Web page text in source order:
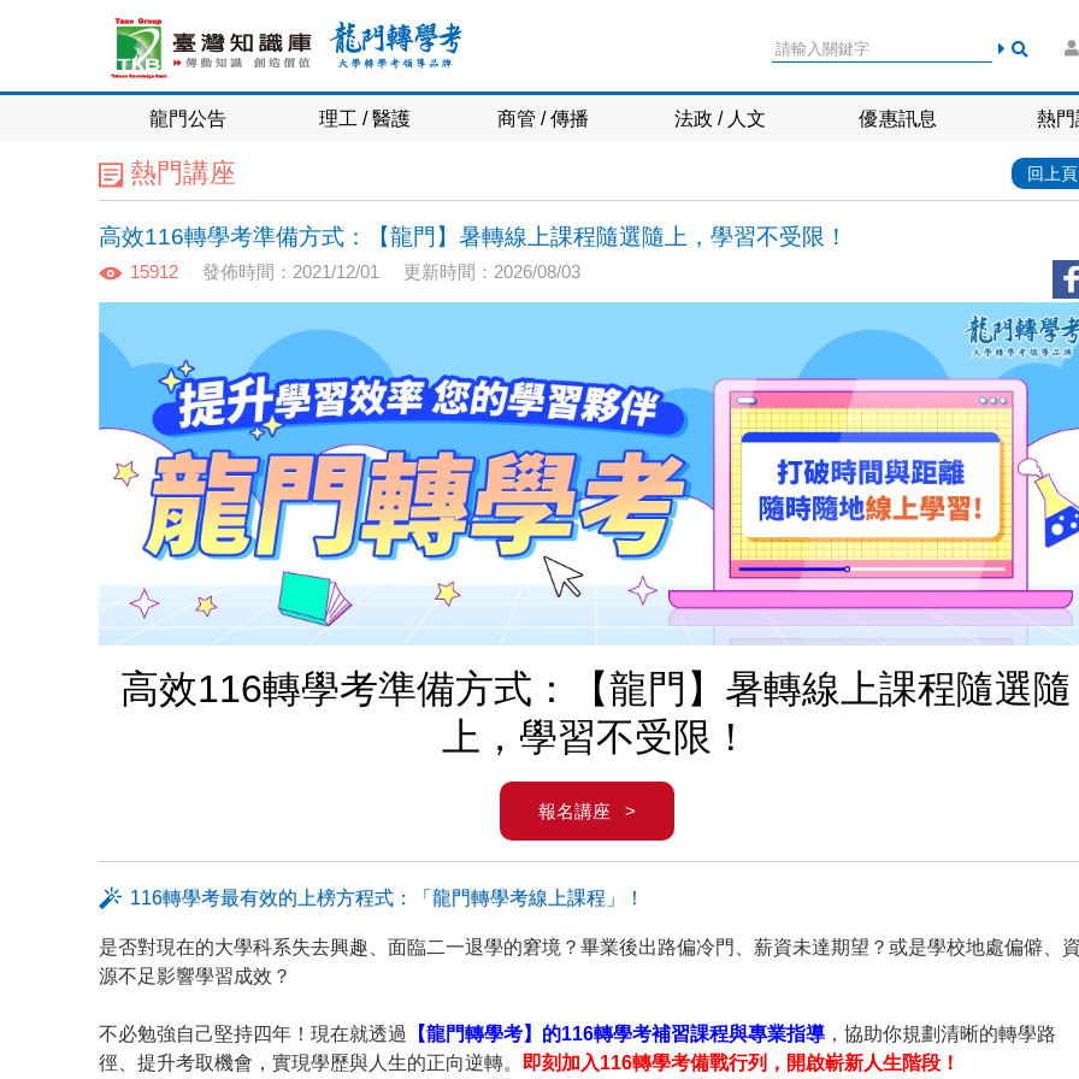
龍門公告 理工 / 醫護 商管 / 傳播 法政 / 人文 優惠訊息 熱
熱門講座 回上頁
高效116轉學考準備方式：【龍門】暑轉線上課程隨選隨上，學習不受限！
15912 發佈時間：2021/12/01 更新時間：2026/08/03
高效116轉學考準備方式：【龍門】暑轉線上課程隨選隨
上，學習不受限！
報名講座 >
116轉學考最有效的上榜方程式：「龍門轉學考線上課程」！
是否對現在的大學科系失去興趣、面臨二一退學的窘境？畢業後出路偏冷門、薪資未達期望？或是學校地處偏僻、
源不足影響學習成效？
不必勉強自己堅持四年！現在就透過 【龍門轉學考】的116轉學考補習課程與專業指導 ，協助你規劃清晰的轉學路
徑、提升考取機會，實現學歷與人生的正向逆轉。
即刻加入116轉學考備戰行列，開啟嶄新人生階段！